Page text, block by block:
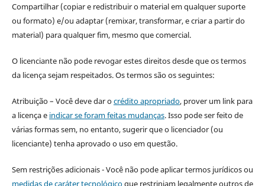
Compartilhar (copiar e redistribuir o material em qualquer suporte
ou formato) e/ou adaptar (remixar, transformar, e criar a partir do
material) para qualquer fim, mesmo que comercial.
O licenciante não pode revogar estes direitos desde que os termos
da licença sejam respeitados. Os termos são os seguintes:
Atribuição – Você deve dar ocrédito apropriado, prover um link para
a licença e indicar se foram feitas mudanças. Isso pode ser feito de
várias formas sem, no entanto, sugerir que o licenciador (ou
licenciante) tenha aprovado o uso em questão.
Sem restrições adicionais - Você não pode aplicar termos jurídicos ou
medidas de caráter tecnológicoque restrinjam legalmente outros de